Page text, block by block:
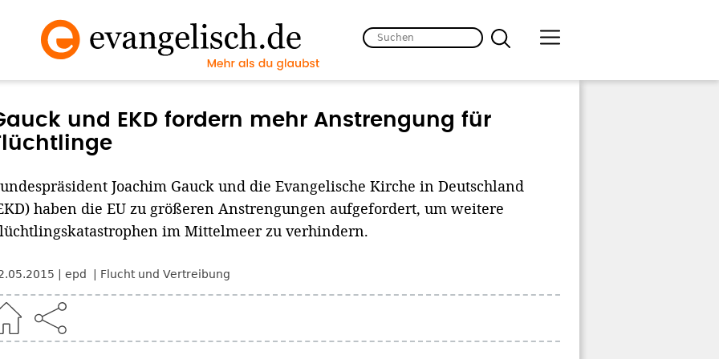
und EKD fordern mehr Anstrengung für
Joachim Gauck und die Evangelische Kirche in Deutschland
haben die EU zu größeren Anstrengungen aufgefordert, um weitere
im Mittelmeer zu verhindern.
epd Flucht und Vertreibung